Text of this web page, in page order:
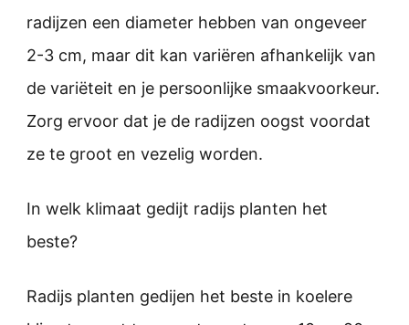
radijzen een diameter hebben van ongeveer
2-3 cm, maar dit kan variëren afhankelijk van
de variëteit en je persoonlijke smaakvoorkeur.
Zorg ervoor dat je de radijzen oogst voordat
ze te groot en vezelig worden.
In welk klimaat gedijt radijs planten het
beste?
Radijs planten gedijen het beste in koelere